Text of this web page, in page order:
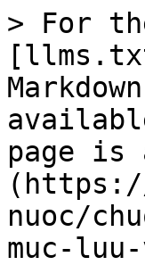
> For
page is
nuoc/
muc-